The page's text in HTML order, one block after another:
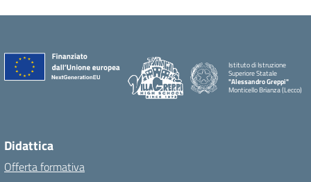
Istituto di Istruzione
Superiore Statale
"Alessandro Greppi"
Monticello Brianza (Lecco)
Didattica
Offerta formativa